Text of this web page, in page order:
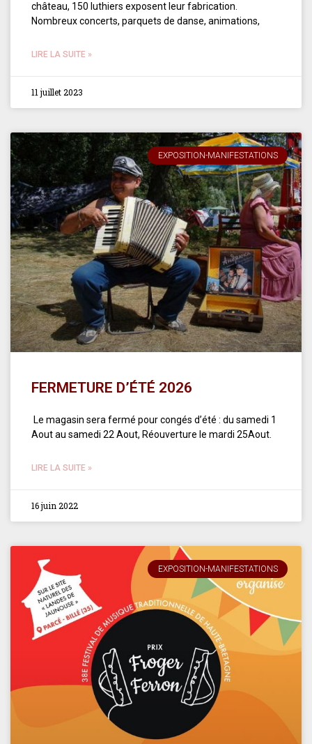
château, 150 luthiers exposent leur fabrication.
Nombreux concerts, parquets de danse, animations,
LIRE LA SUITE »
11 juillet 2023
EXPOSITION-MANIFESTATIONS
FERMETURE D’ÉTÉ 2026
Le magasin sera fermé pour congés d’été : du samedi 1
Aout au samedi 22 Aout, Réouverture le mardi 25Aout.
LIRE LA SUITE »
16 juin 2022
EXPOSITION-MANIFESTATIONS